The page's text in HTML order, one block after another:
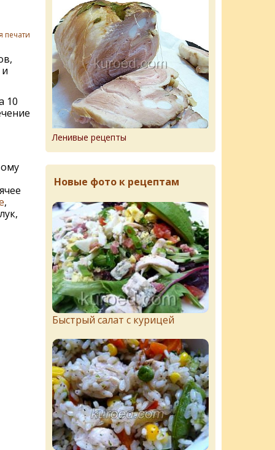
печати
10
,
Ленивые рецепты
Новые фото к рецептам
Быстрый салат с курицей